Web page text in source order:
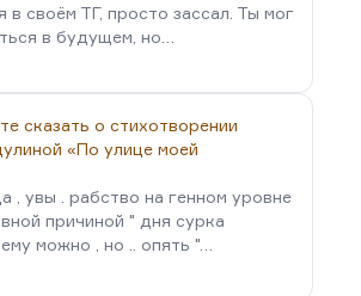
в своём ТГ, просто зассал. Ты мог
в будущем, но…
сказать о стихотворении
«По улице моей
увы . рабство на генном уровне
причиной " дня сурка
можно , но .. опять "…